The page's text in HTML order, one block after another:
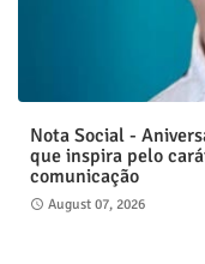
Nota Social -
que inspira pelo
comunicação
August 07, 2026